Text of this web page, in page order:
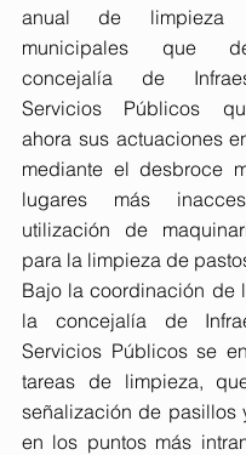
anual de limpieza
municipales que
concejalía de
Servicios Públicos
ahora sus actuaciones
mediante el desbroce
lugares más
utilización de
para la limpieza de
Bajo la coordinación de
la concejalía de
Servicios Públicos se
tareas de limpieza,
señalización de pasillos
en los puntos más